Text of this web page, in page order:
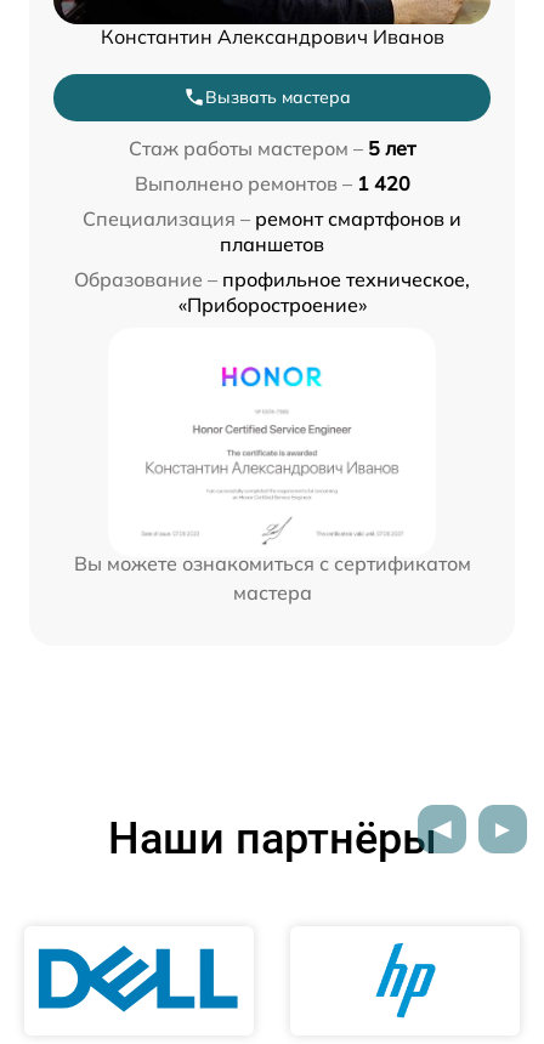
Константин Александрович Иванов
Вызвать мастера
Стаж работы мастером – 5 лет
Выполнено ремонтов – 1 420
Специализация – ремонт смартфонов и
планшетов
Образование – профильное техническое,
«Приборостроение»
Вы можете ознакомиться с сертификатом
мастера
Наши партнёры